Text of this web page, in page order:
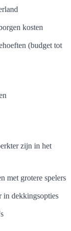
kosten
(budget tot
zijn in het
met grotere spelers
in dekkingsopties